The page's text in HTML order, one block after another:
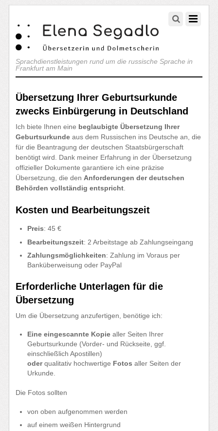
Sprachdienstleistungen rund um die russische Sprache in
Frankfurt am Main
Übersetzung Ihrer Geburtsurkunde
zwecks Einbürgerung in Deutschland
Ich biete Ihnen eine beglaubigte Übersetzung Ihrer
Geburtsurkunde aus dem Russischen ins Deutsche an, die
für die Beantragung der deutschen Staatsbürgerschaft
benötigt wird. Dank meiner Erfahrung in der Übersetzung
offizieller Dokumente garantiere ich eine präzise
Übersetzung, die den Anforderungen der deutschen
Behörden vollständig entspricht
Kosten und Bearbeitungszeit
Preis: 45 €
Bearbeitungszeit: 2 Arbeitstage ab Zahlungseingang
Zahlungsmöglichkeiten: Zahlung im Voraus per
Banküberweisung oder PayPal
Erforderliche Unterlagen für die
Übersetzung
Um die Übersetzung anzufertigen, benötige ich:
Eine eingescannte Kopie aller Seiten Ihrer
Geburtsurkunde (Vorder- und Rückseite, ggf.
einschließlich Apostillen)
oderqualitativ hochwertige Fotos aller Seiten der
Urkunde.
Die Fotos sollten
von oben aufgenommen werden
auf einem weißen Hintergrund